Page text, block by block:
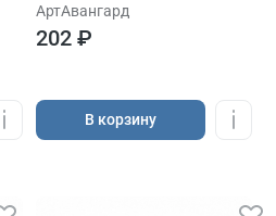
АртАвангард
202 ₽
В корзину